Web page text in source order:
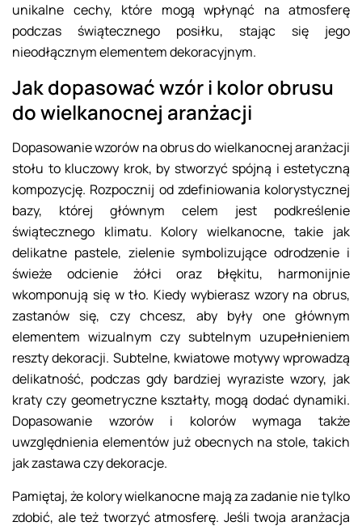
unikalne cechy, które mogą wpłynąć na atmosferę
podczas świątecznego posiłku, stając się jego
nieodłącznym elementem dekoracyjnym.
Jak dopasować wzór i kolor obrusu
do wielkanocnej aranżacji
Dopasowanie wzorów na obrus do wielkanocnej aranżacji
stołu to kluczowy krok, by stworzyć spójną i estetyczną
kompozycję. Rozpocznij od zdefiniowania kolorystycznej
bazy, której głównym celem jest podkreślenie
świątecznego klimatu. Kolory wielkanocne, takie jak
delikatne pastele, zielenie symbolizujące odrodzenie i
świeże odcienie żółci oraz błękitu, harmonijnie
wkomponują się w tło. Kiedy wybierasz wzory na obrus,
zastanów się, czy chcesz, aby były one głównym
elementem wizualnym czy subtelnym uzupełnieniem
reszty dekoracji. Subtelne, kwiatowe motywy wprowadzą
delikatność, podczas gdy bardziej wyraziste wzory, jak
kraty czy geometryczne kształty, mogą dodać dynamiki.
Dopasowanie wzorów i kolorów wymaga także
uwzględnienia elementów już obecnych na stole, takich
jak zastawa czy dekoracje.
Pamiętaj, że kolory wielkanocne mają za zadanie nie tylko
zdobić, ale też tworzyć atmosferę. Jeśli twoja aranżacja